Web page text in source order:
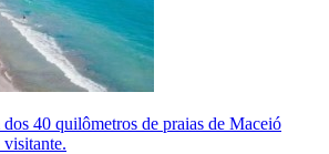
40 quilômetros de praias de Maceió
visitante.